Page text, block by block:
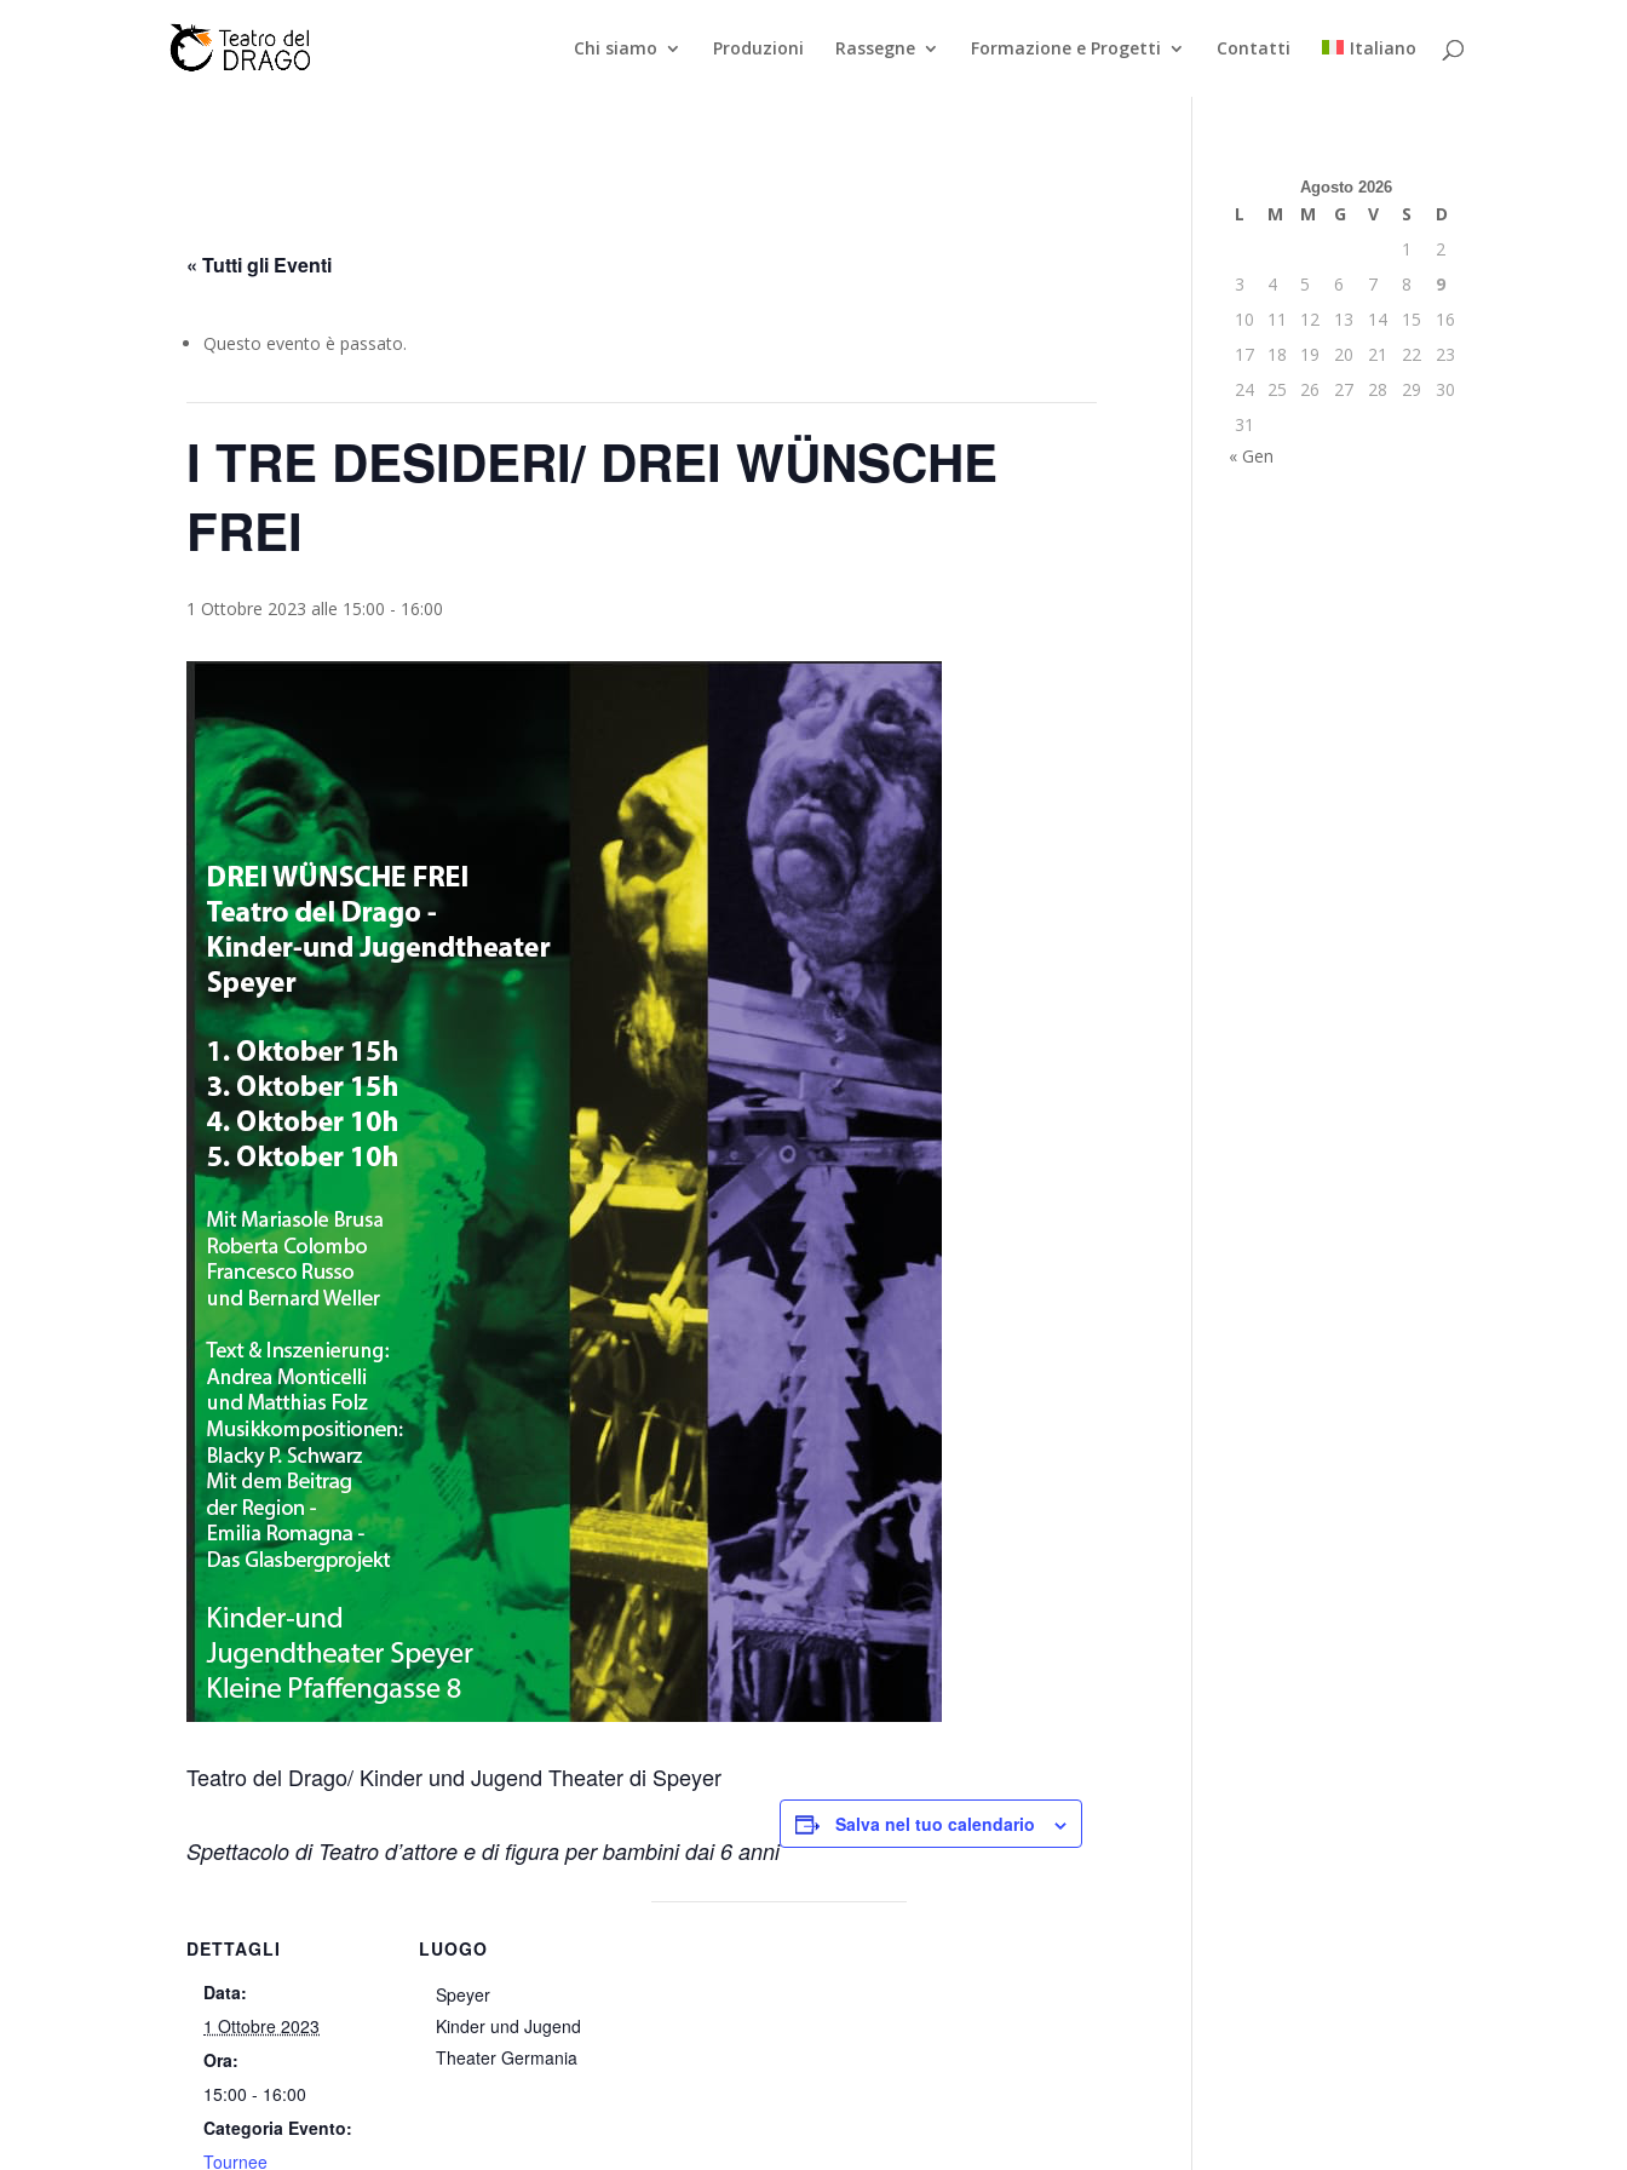
Chi siamo Produzioni Rassegne Formazione e Progetti Contatti Italiano
« Tutti gli Eventi
Questo evento è passato.
I TRE DESIDERI/ DREI WÜNSCHE
FREI
1 Ottobre 2023 alle 15:00 - 16:00
Teatro del Drago/ Kinder und Jugend Theater di Speyer
Spettacolo di Teatro d’attore e di figura per bambini dai 6 anni
Salva nel tuo calendario
DETTAGLI
Data:
1 Ottobre 2023
Ora:
15:00 - 16:00
Categoria Evento:
Tournee
LUOGO
Speyer
Kinder und Jugend
Theater Germania
Agosto 2026
L M M G V S
D
1
2
3
4 5 6 7 8
9
10
11 12 13 14 15
16
17
18 19 20 21 22
23
24
25 26 27 28 29
30
31
« Gen